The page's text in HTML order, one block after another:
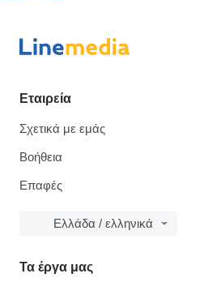
Εταιρεία
Σχετικά με εμάς
Βοήθεια
Επαφές
Ελλάδα / ελληνικά
Τα έργα μας